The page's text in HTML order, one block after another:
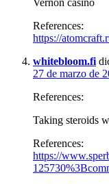
References:
https://
whitebloom.fi
27 de marzo de
References:
Taking steroids
References:
https://